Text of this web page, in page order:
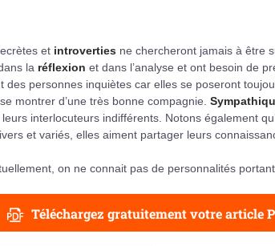
et introverties ne chercheront jamais à être
la réflexion et dans l’analyse et ont besoin de
des personnes inquiètes car elles se poseront
montrer d’une très bonne compagnie.
interlocuteurs indifférents. Notons également
et variés, elles aiment partager leurs
on ne connait pas de personnalités
Téléchargez gratuitement votre article